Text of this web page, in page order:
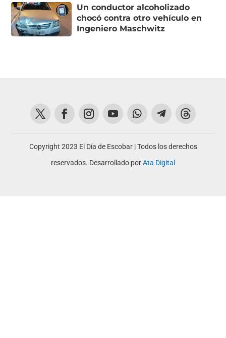
Un conductor alcoholizado
chocó contra otro vehículo en
Ingeniero Maschwitz
Copyright 2023 El Día de Escobar | Todos los derechos
reservados. Desarrollado porAta Digital